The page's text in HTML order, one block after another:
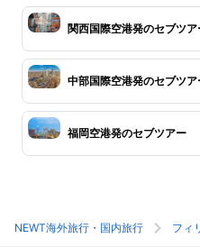
関西国際空港発のセブツア
中部国際空港発のセブツア
福岡空港発のセブツアー
NEWT海外旅行・国内旅行 フィ